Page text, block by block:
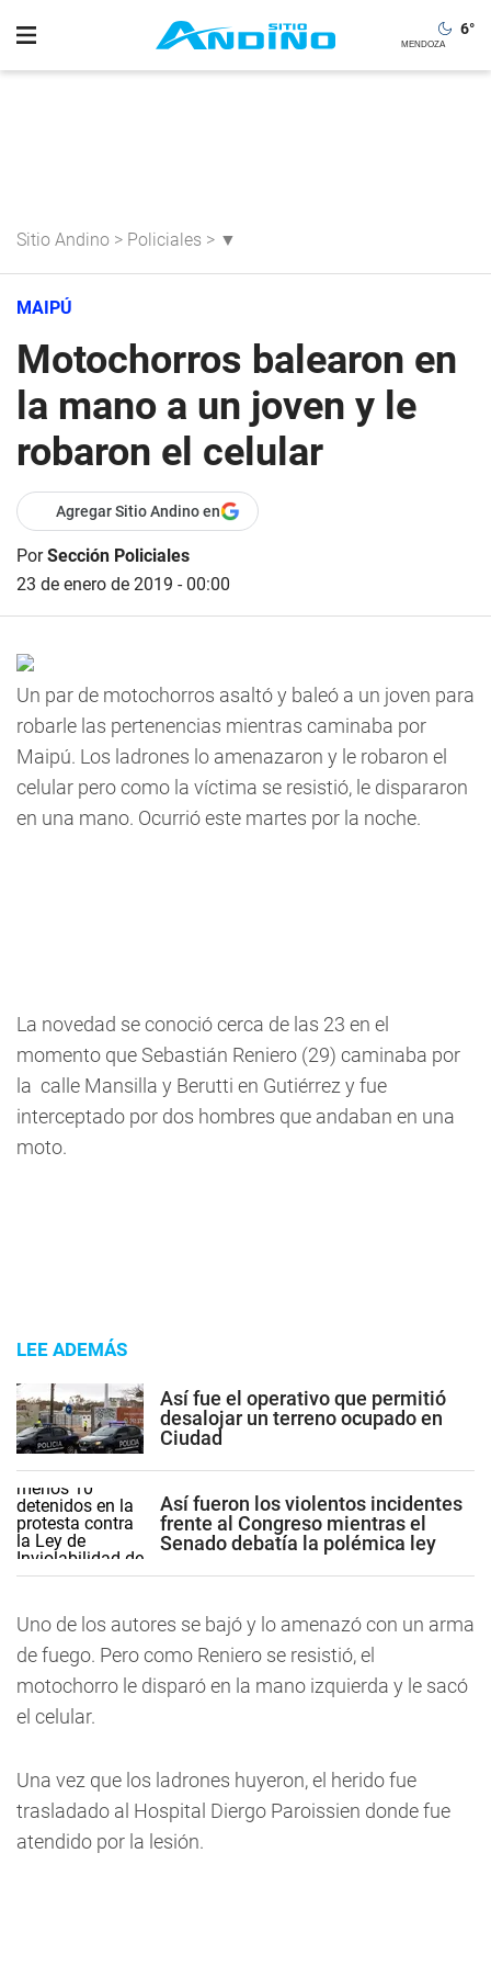
6°
Sitio Andino > Policiales > ▼
MAIPÚ
Motochorros balearon en
la mano a un joven y le
robaron el celular
Agregar Sitio Andino en
PorSección Policiales
23 de enero de 2019 - 00:00
Un par de motochorros asaltó y baleó a un joven para
robarle las pertenencias mientras caminaba por
Maipú. Los ladrones lo amenazaron y le robaron el
celular pero como la víctima se resistió, le dispararon
en una mano. Ocurrió este martes por la noche.
La novedad se conoció cerca de las 23 en el
momento que Sebastián Reniero (29) caminaba por
la calle Mansilla y Berutti en Gutiérrez y fue
interceptado por dos hombres que andaban en una
moto.
LEE ADEMÁS
Así fue el operativo que permitió
desalojar un terreno ocupado en
Ciudad
Así fueron los violentos incidentes
frente al Congreso mientras el
Senado debatía la polémica ley
Uno de los autores se bajó y lo amenazó con un arma
de fuego. Pero como Reniero se resistió, el
motochorro le disparó en la mano izquierda y le sacó
el celular.
Una vez que los ladrones huyeron, el herido fue
trasladado al Hospital Diergo Paroissien donde fue
atendido por la lesión.